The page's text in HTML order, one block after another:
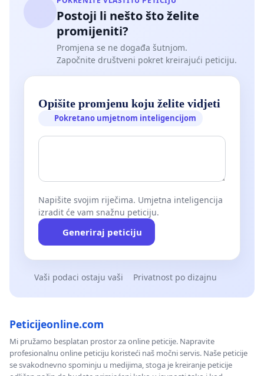
Postoji li nešto što želite
promijeniti?
Promjena se ne događa šutnjom.
Započnite društveni pokret kreirajući peticiju.
Opišite promjenu koju želite vidjeti
Pokretano umjetnom inteligencijom
Napišite svojim riječima. Umjetna inteligencija
izradit će vam snažnu peticiju.
Generiraj peticiju
Vaši podaci ostaju vaši Privatnost po dizajnu
Peticijeonline.com
Mi pružamo besplatan prostor za online peticije. Napravite
profesionalnu online peticiju koristeći naš močni servis. Naše peticije
se svakodnevno spominju u medijima, stoga je kreiranje peticije